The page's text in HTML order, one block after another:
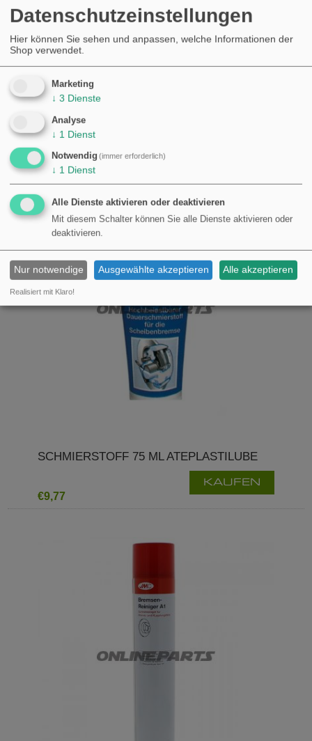
ausgelegt. Für Anwendungen ohne Schlagbeanspruchung ist in der
besser geeignet.
SCHMIERSTOFF 75 ML ATEPLASTILUBE
€9,77
KAUFEN
Datenschutzeinstellungen
Hier können Sie sehen und anpassen, welche Informationen der
Shop verwendet.
Marketing
↓ 3 Dienste
Analyse
↓ 1 Dienst
Notwendig (immer erforderlich)
↓ 1 Dienst
Alle Dienste aktivieren oder deaktivieren
Mit diesem Schalter können Sie alle Dienste aktivieren oder
deaktivieren.
Nur notwendige Ausgewählte akzeptieren Alle akzeptieren
Realisiert mit Klaro!